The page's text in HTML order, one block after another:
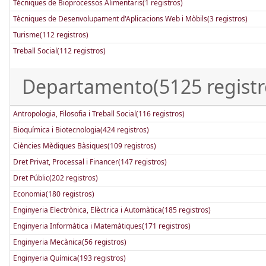
Tècniques de Bioprocessos Alimentaris(1 registros)
Tècniques de Desenvolupament d'Aplicacions Web i Mòbils(3 registros)
Turisme(112 registros)
Treball Social(112 registros)
Departamento(5125
Antropologia, Filosofia i Treball Social(116 registros)
Bioquímica i Biotecnologia(424 registros)
Ciències Mèdiques Bàsiques(109 registros)
Dret Privat, Processal i Financer(147 registros)
Dret Públic(202 registros)
Economia(180 registros)
Enginyeria Electrònica, Elèctrica i Automàtica(185 registros)
Enginyeria Informàtica i Matemàtiques(171 registros)
Enginyeria Mecànica(56 registros)
Enginyeria Química(193 registros)